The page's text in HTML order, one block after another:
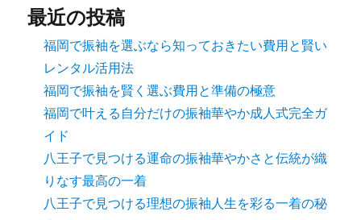
最近の投稿
福岡で振袖を選ぶなら知っておきたい費用と賢い
レンタル活用法
福岡で振袖を賢く選ぶ費用と準備の極意
福岡で叶える自分だけの振袖華やか成人式完全ガ
イド
八王子で見つける運命の振袖華やかさと伝統が織
りなす最高の一着
八王子で見つける理想の振袖人生を彩る一着の秘